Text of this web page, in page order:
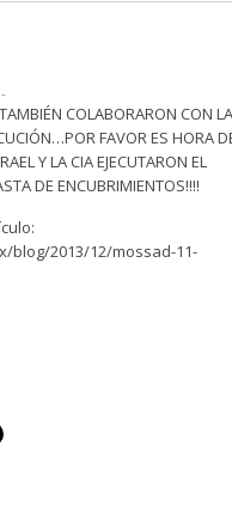
COLABORARON CON LA
FAVOR ES HORA
Y LA CIA EJECUTARON EL
DE ENCUBRIMIENTOS!!!!
blog/2013/12/mossad-11-